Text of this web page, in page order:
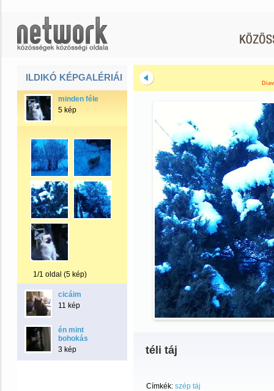
ILDIKÓ KÉPGALÉRIÁI
minden féle
5 kép
1/1 oldal (5 kép)
cicáim
11 kép
én mint
bohokás
3 kép
téli táj
Címkék: szép táj